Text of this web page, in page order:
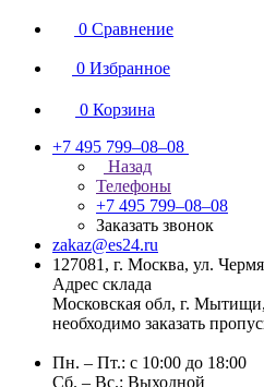
0 Сравнение
0 Избранное
0 Корзина
+7 495 799–08–08
Назад
Телефоны
+7 495 799–08–08
Заказать звонок
zakaz@es24.ru
127081, г. Москва, ул.
Адрес склада
Московская обл, г.
необходимо заказать
Пн. – Пт.: с 10:00 до 18:00
Сб. – Вс.: Выходной